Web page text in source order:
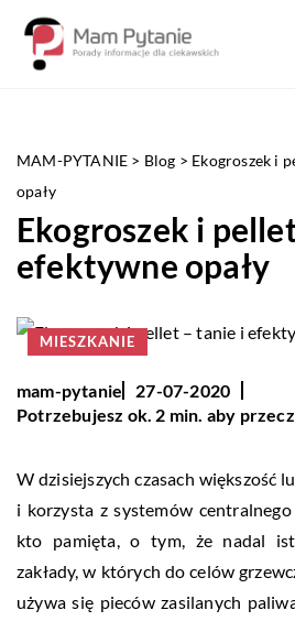
MAM-PYTANIE > Blog > Ekogroszek i
opały
Ekogroszek i
efektywne opały
MIESZKANIE
mam-pytanie
27-07-2020
Potrzebujesz ok. 2 min. aby
W dzisiejszych czasach większość
i korzysta z systemów centralnego
kto pamięta, o tym, że nadal
zakłady, w których do celów
używa się pieców zasilanych